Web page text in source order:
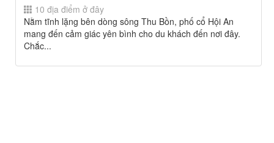
10 địa điểm ở đây
Nằm tĩnh lặng bên dòng sông Thu Bồn, phố cổ Hội An
mang đến cảm giác yên bình cho du khách đến nơi đây.
Chắc...